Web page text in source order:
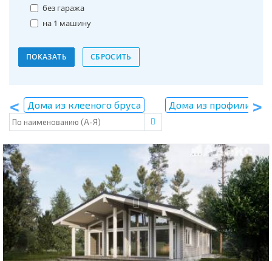
без гаража
на 1 машину
Дома из клееного бруса Дома из